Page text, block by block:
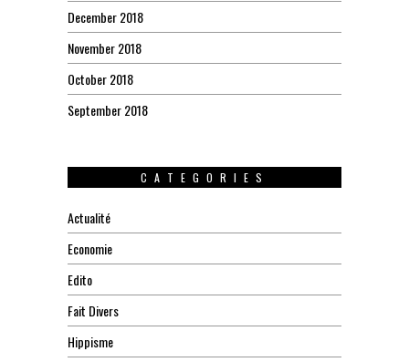
December 2018
November 2018
October 2018
September 2018
CATEGORIES
Actualité
Economie
Edito
Fait Divers
Hippisme